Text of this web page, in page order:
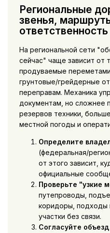
Региональные
звенья,
ответственность
На региональной сети
сейчас" чаще зависит от
продуваемые переметами
грунтовые/грейдерные
переправам. Механика
документам, но сложнее
резервов техники,
местной погоды и
Определите
(федеральная/
от этого зависит,
официальные
Проверьте "узкие
путепроводы,
коридоры, подходы
участки без связи.
Согласуйте объезд